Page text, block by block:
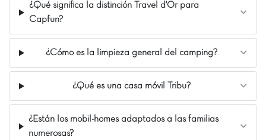
¿Qué significa la distinción Travel d'Or para
Capfun?
¿Cómo es la limpieza general del camping?
¿Qué es una casa móvil Tribu?
¿Están los mobil-homes adaptados a las familias
numerosas?